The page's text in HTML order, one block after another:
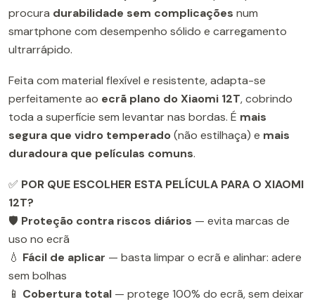
procura durabilidade sem complicações num
smartphone com desempenho sólido e carregamento
ultrarrápido.
Feita com material flexível e resistente, adapta-se
perfeitamente ao ecrã plano do Xiaomi 12T, cobrindo
toda a superfície sem levantar nas bordas. É mais
segura que vidro temperado(não estilhaça) e mais
duradoura que películas comuns.
✅ POR QUE ESCOLHER ESTA PELÍCULA PARA O XIAOMI
12T?
🛡️ Proteção contra riscos diários — evita marcas de
uso no ecrã
💧 Fácil de aplicar — basta limpar o ecrã e alinhar: adere
sem bolhas
📱 Cobertura total — protege 100% do ecrã, sem deixar